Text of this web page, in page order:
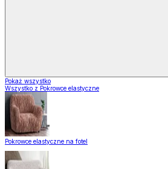
Pokaż wszystko
Wszystko z Pokrowce elastyczne
Pokrowce elastyczne na fotel